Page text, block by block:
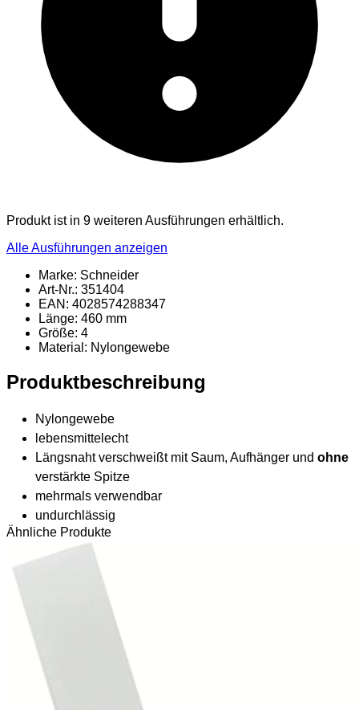
Produkt ist in 9 weiteren Ausführungen erhältlich.
Alle Ausführungen anzeigen
Marke: Schneider
Art-Nr.: 351404
EAN: 4028574288347
Länge: 460 mm
Größe: 4
Material : Nylongewebe
Produktbeschreibung
Nylongewebe
lebensmittelecht
Längsnaht verschweißt mit Saum, Aufhänger und ohne
verstärkte Spitze
mehrmals verwendbar
undurchlässig
Ähnliche Produkte